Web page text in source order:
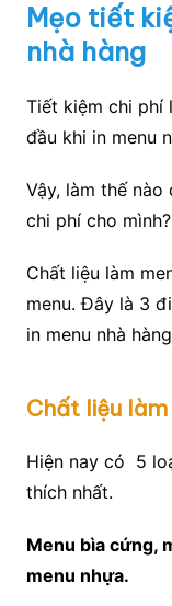
Mẹo tiết
nhà hàng
Tiết kiệm chi phí
đầu khi in menu
Vậy, làm thế
chi phí cho mình?
Chất liệu làm
menu. Đây là 3
in menu nhà
Chất liệu làm
Hiện nay có 5
thích nhất.
Menu bìa cứng,
menu nhựa.